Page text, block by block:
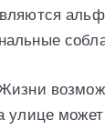
улице